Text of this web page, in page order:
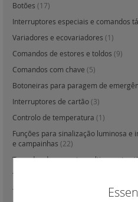
Botões (17)
Interruptores especiais e comandos
Variadores e ecovariadores (1)
Comandos de estores e toldos (9)
Comandos com chave (5)
Botoneiras para paragem de
Interruptores de cartão(3)
Controlo de temperatura (1)
Funções para sinalização luminosa e
e campainhas (22)
Tomadas de corrente multi suportes
Tomadas de corrente especiais
Tomadas de corrente e standards